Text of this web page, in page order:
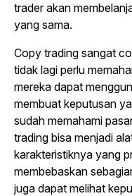
traderakan
yang sama.
Copy trading sangat
tidak lagi perlu
mereka dapat
membuat keputusan
sudah memahami
trading bisa menjadi
karakteristiknya yang
membebaskan
juga dapat melihat